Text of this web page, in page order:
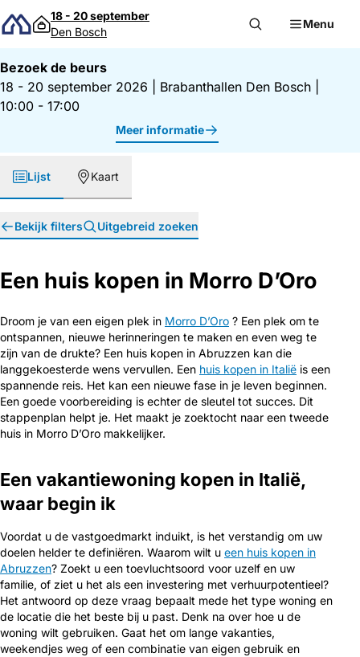
Direct naar inhoud
18 - 20 september
Den Bosch
Menu
Bezoek de beurs
18 - 20 september 2026
Brabanthallen Den Bosch
10:00 - 17:00
Meer informatie
Lijst Kaart
Bekijk filters Uitgebreid zoeken
Een huis kopen in Morro D’Oro
Droom je van een eigen plek in Morro D’Oro ? Een plek om te
ontspannen, nieuwe herinneringen te maken en even weg te
zijn van de drukte? Een huis kopen in Abruzzen kan die
langgekoesterde wens vervullen. Een huis kopen in Italië is een
spannende reis. Het kan een nieuwe fase in je leven beginnen.
Een goede voorbereiding is echter de sleutel tot succes. Dit
stappenplan helpt je. Het maakt je zoektocht naar een tweede
huis in Morro D’Oro makkelijker.
Een vakantiewoning kopen in Italië,
waar begin ik
Voordat u de vastgoedmarkt induikt, is het verstandig om uw
doelen helder te definiëren. Waarom wilt u een huis kopen in
Abruzzen? Zoekt u een toevluchtsoord voor uzelf en uw
familie, of ziet u het als een investering met verhuurpotentieel?
Het antwoord op deze vraag bepaalt mede het type woning en
de locatie die het beste bij u past. Denk na over hoe u de
woning wilt gebruiken. Gaat het om lange vakanties,
weekendjes weg of een combinatie van eigen gebruik en